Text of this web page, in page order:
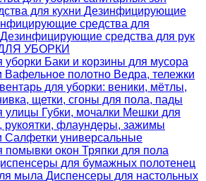
для кухни Дезинфицирующие
средства для
Дезинфицирующие средства для рук
УБОРКИ
уборки Баки и корзины для мусора
Вафельное полотно Ведра, тележки
для уборки: веники, мётлы,
щетки, сгоны для пола, пады
улицы Губки, мочалки Мешки для
флаундеры, зажимы
Салфетки универсальные
помывки окон Тряпки для пола
для бумажных полотенец
мыла Диспенсеры для настольных